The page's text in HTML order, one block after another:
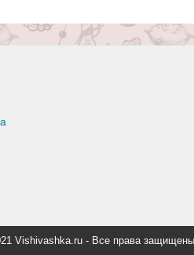
Vishivashka.ru - Все права